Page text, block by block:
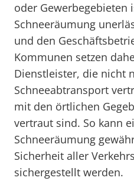
oder Gewerbegebieten
Schneeräumung
und den
Kommunen setzen
Dienstleister, die nicht
Schneeabtransport
mit den örtlichen
vertraut sind. So kann
Schneeräumung
Sicherheit aller
sichergestellt werden.